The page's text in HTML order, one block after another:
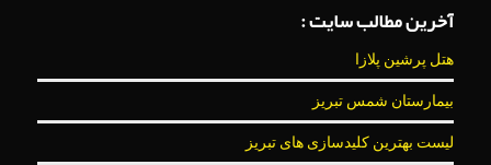
آخرین مطالب سایت :
هتل پرشین پلازا
بیمارستان شمس تبریز
لیست بهترین کلیدسازی های تبریز